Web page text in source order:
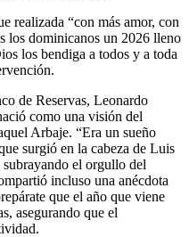
realizada “con más amor, con
los dominicanos un 2026 lleno
los bendiga a todos y a toda
de Reservas, Leonardo
como una visión del
Arbaje. “Era un sueño
surgió en la cabeza de Luis
el orgullo del
incluso una anécdota
que el año que viene
asegurando que el